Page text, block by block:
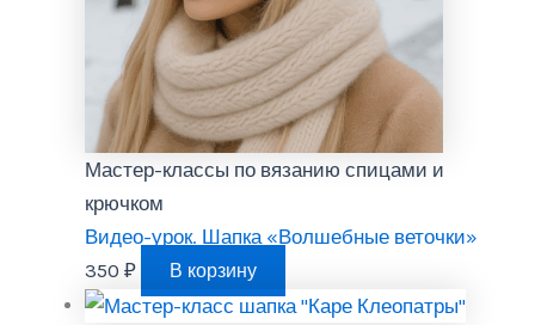
Мастер-классы по вязанию спицами и
крючком
Видео-урок. Шапка «Волшебные веточки»
350 ₽ В корзину